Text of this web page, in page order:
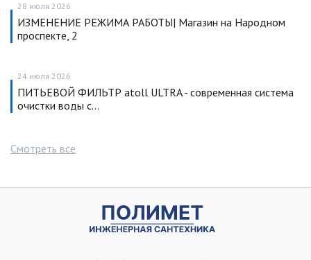
28 июля 2026
ИЗМЕНЕНИЕ РЕЖИМА РАБОТЫ| Магазин на Народном
проспекте, 2
24 июля 2026
ПИТЬЕВОЙ ФИЛЬТР atoll ULTRA - современная система
очистки воды с…
Смотреть все